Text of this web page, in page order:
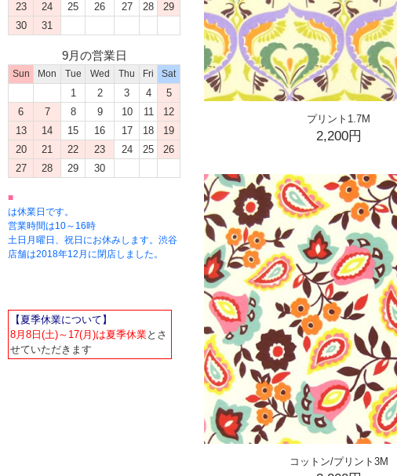
23
24 25 26 27 28
29
30
31
9月の営業日
Sun Mon Tue Wed Thu Fri Sat
1 2 3 4
5
6
7 8 9 10 11
12
13
14 15 16 17 18
19
20
21 22 23 24 25
26
27
28 29 30
■
は休業日です。
営業時間は10～16時
土日月曜日、祝日にお休みします。渋谷
店舗は2018年12月に閉店しました。
【夏季休業について】
8月8日(土)～17(月)は夏季休業とさ
せていただきます
プリント1.7M
2,200円
コットン/プリント3M